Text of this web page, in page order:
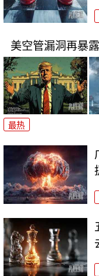
美空管漏洞再暴
最热